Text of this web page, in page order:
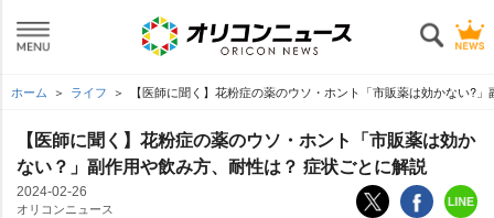
ホーム ライフ 【医師に聞く】花粉症の薬のウソ・ホント「市販薬は効かない?
【医師に聞く】花粉症の薬のウソ・ホント「市販薬は効か
ない？」副作用や飲み方、耐性は？ 症状ごとに解説
2024-02-26
オリコンニュース